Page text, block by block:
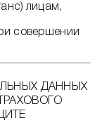
лицам,
совершении
ДАННЫХ